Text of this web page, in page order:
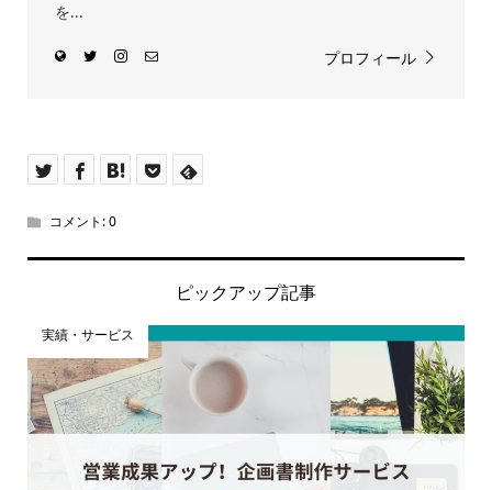
を...
プロフィール
コメント:0
ピックアップ記事
実績・サービス